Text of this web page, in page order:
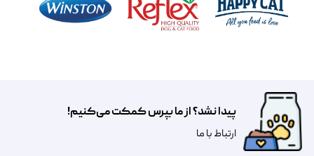
پیدا نشد؟ از ما بپرس کمکت می‌کنیم!
​​​ارتباط با ما